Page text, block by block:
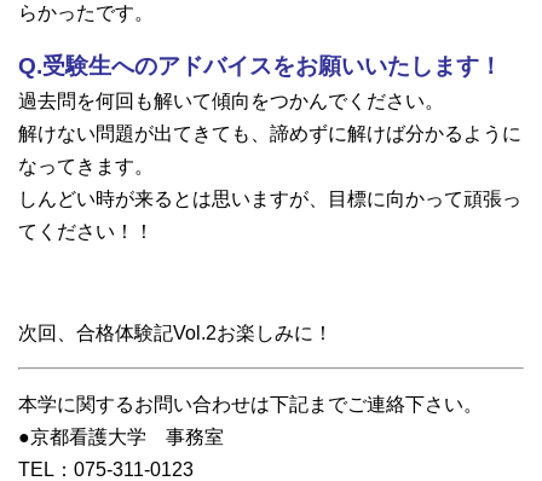
らかったです。
Q.受験生へのアドバイスをお願いいたします！
過去問を何回も解いて傾向をつかんでください。
解けない問題が出てきても、諦めずに解けば分かるように
なってきます。
しんどい時が来るとは思いますが、目標に向かって頑張っ
てください！！
次回、合格体験記Vol.2お楽しみに！
本学に関するお問い合わせは下記までご連絡下さい。
●京都看護大学 事務室
TEL：075-311-0123